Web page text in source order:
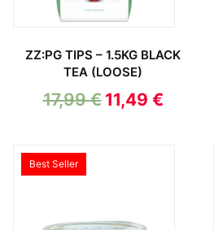
ZZ:PG TIPS – 1.5KG BLACK
TEA (LOOSE)
17,99€ 11,49 €
Best Seller